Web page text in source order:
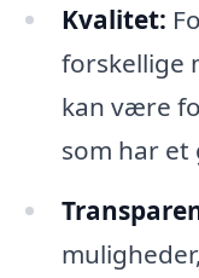
Kvalitet:
forskellige
kan være
som har et